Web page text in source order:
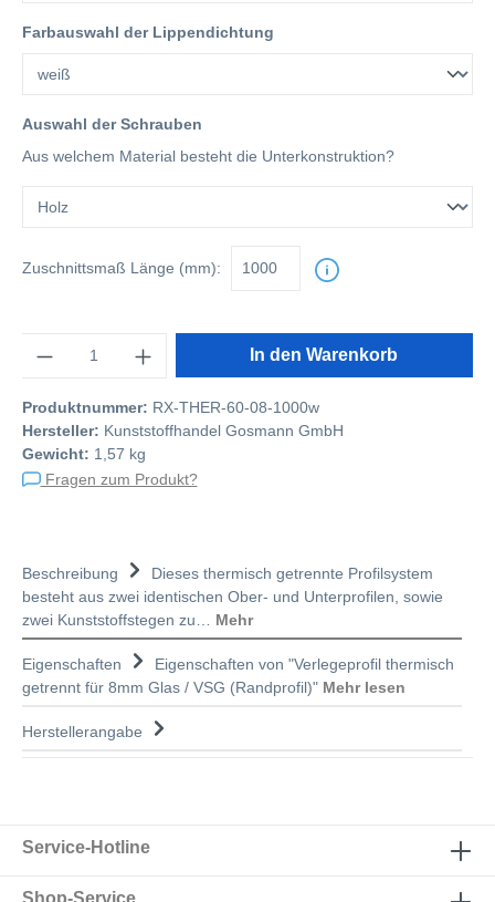
Farbauswahl der Lippendichtung
Auswahl der Schrauben
Aus welchem Material besteht die Unterkonstruktion?
Zuschnittsmaß Länge (mm):
In den Warenkorb
Produktnummer: RX-THER-60-08-1000w
Hersteller: Kunststoffhandel Gosmann GmbH
Gewicht: 1,57 kg
Fragen zum Produkt?
Beschreibung
Dieses thermisch getrennte Profilsystem
besteht aus zwei identischen Ober- und Unterprofilen, sowie
zwei Kunststoffstegen zu… Mehr
Eigenschaften
Eigenschaften von "Verlegeprofil thermisch
getrennt für 8mm Glas / VSG (Randprofil)" Mehr lesen
Herstellerangabe
Service-Hotline
Shop-Service